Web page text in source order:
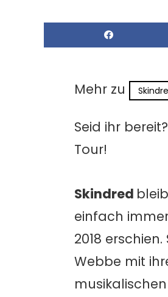
Mehr zu
Seid ihr bereit?
Tour!
Skindred
einfach
2018
Webbe mit